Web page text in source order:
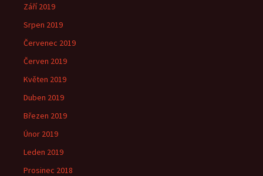
Září 2019
Srpen 2019
Červenec 2019
Červen 2019
Květen 2019
Duben 2019
Březen 2019
Únor 2019
Leden 2019
Prosinec 2018